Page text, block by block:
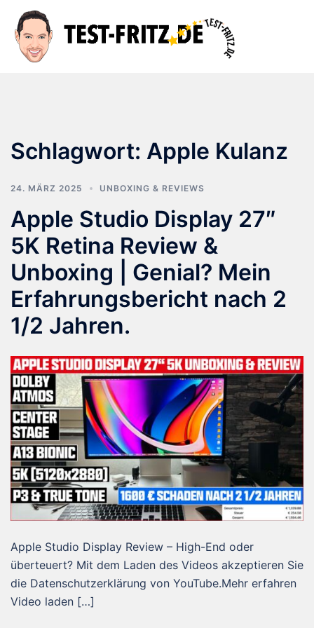
Inhalt
springen
Schlagwort: Apple Kulanz
24. MÄRZ 2025 UNBOXING & REVIEWS
Apple Studio Display 27″
5K Retina Review &
Unboxing | Genial? Mein
Erfahrungsbericht nach 2
1/2 Jahren.
Apple Studio Display Review – High-End oder
überteuert? Mit dem Laden des Videos akzeptieren Sie
die Datenschutzerklärung von YouTube.Mehr erfahren
Video laden […]